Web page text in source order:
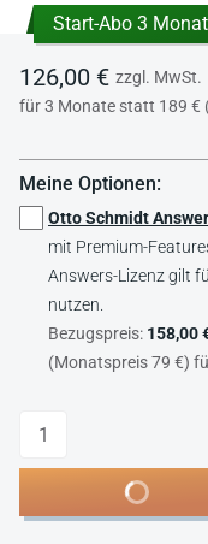
Start-Abo 3
126,00 € zzgl. MwSt.
für 3 Monate statt 189 €
Meine Optionen:
Otto Schmidt
mit Premium-
Answers-Lizenz gilt
nutzen.
Bezugspreis: 158,00
(Monatspreis 79 €)
Anzahl
In den